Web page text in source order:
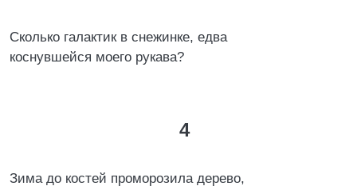
Сколько галактик в снежинке, едва
коснувшейся моего рукава?
4
Зима до костей проморозила дерево,